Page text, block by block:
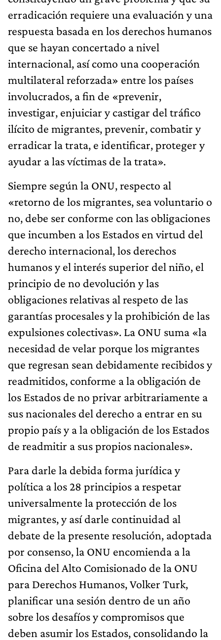
erradicación requiere una evaluación y una
respuesta basada en los derechos humanos
que se hayan concertado a nivel
internacional, así como una cooperación
multilateral reforzada» entre los países
involucrados, a fin de «prevenir,
investigar, enjuiciar y castigar del tráfico
ilícito de migrantes, prevenir, combatir y
erradicar la trata, e identificar, proteger y
ayudar a las víctimas de la trata».
Siempre según la ONU, respecto al
«retorno de los migrantes, sea voluntario o
no, debe ser conforme con las obligaciones
que incumben a los Estados en virtud del
derecho internacional, los derechos
humanos y el interés superior del niño, el
principio de no devolución y las
obligaciones relativas al respeto de las
garantías procesales y la prohibición de las
expulsiones colectivas». La ONU suma «la
necesidad de velar porque los migrantes
que regresan sean debidamente recibidos y
readmitidos, conforme a la obligación de
los Estados de no privar arbitrariamente a
sus nacionales del derecho a entrar en su
propio país y a la obligación de los Estados
de readmitir a sus propios nacionales».
Para darle la debida forma jurídica y
política a los 28 principios a respetar
universalmente la protección de los
migrantes, y así darle continuidad al
debate de la presente resolución, adoptada
por consenso, la ONU encomienda a la
Oficina del Alto Comisionado de la ONU
para Derechos Humanos, Volker Turk,
planificar una sesión dentro de un año
sobre los desafíos y compromisos que
deben asumir los Estados, consolidando la